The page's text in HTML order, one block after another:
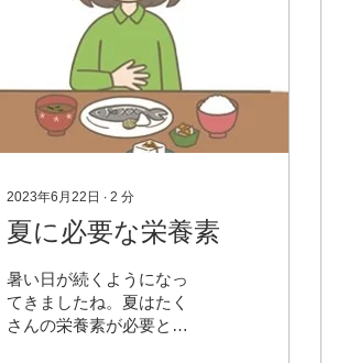
2023年6月22日 ∙ 2 分
夏に必要な栄養素
暑い日が続くようになっ
てきましたね。夏はたく
さんの栄養素が必要とな